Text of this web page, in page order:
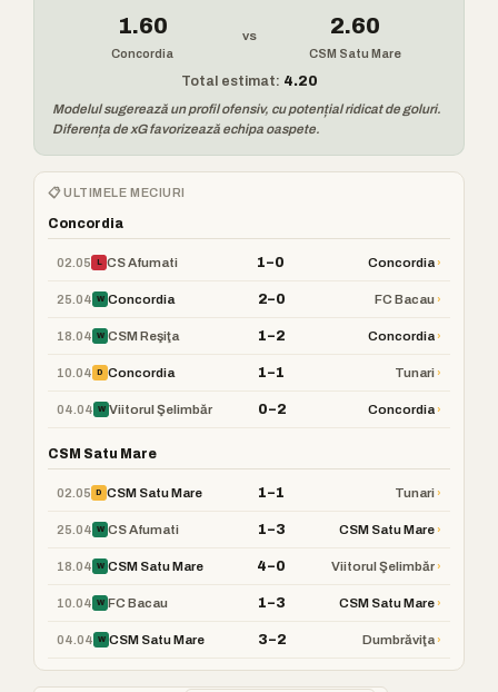
1.60
Concordia
vs 2.60
CSM Satu Mare
Total estimat: 4.20
Modelul sugerează un profil ofensiv, cu potențial ridicat de goluri.
Diferența de xG favorizează echipa oaspete.
📋 ULTIMELE MECIURI
Concordia
02.05 L CS Afumati 1–0 Concordia›
25.04 W Concordia 2–0 FC Bacau›
18.04 W CSM Reşiţa 1–2 Concordia›
10.04 D Concordia 1–1 Tunari›
04.04 W Viitorul Şelimbăr 0–2 Concordia›
CSM Satu Mare
02.05 D CSM Satu Mare 1–1 Tunari›
25.04 W CS Afumati 1–3 CSM Satu Mare›
18.04 W CSM Satu Mare 4–0 Viitorul Şelimbăr›
10.04 W FC Bacau 1–3 CSM Satu Mare›
04.04 W CSM Satu Mare 3–2 Dumbrăviţa›